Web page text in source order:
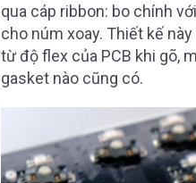
qua cáp ribbon: bo chính
cho núm xoay. Thiết kế
từ độ flex của PCB khi gõ,
gasket nào cũng có.